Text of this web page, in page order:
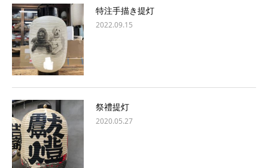
特注手描き提灯
2022.09.15
祭禮提灯
2020.05.27